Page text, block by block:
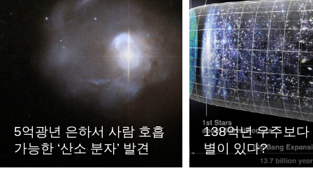
5억광년 은하서 사람 호흡
가능한 ‘산소 분자’ 발견
138억년 우주보다
별이 있다?